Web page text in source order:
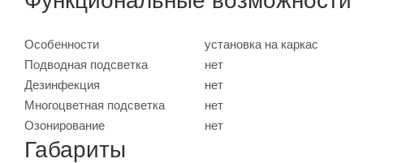
Особенности
установка на каркас
Подводная подсветка
нет
Дезинфекция
нет
Многоцветная подсветка
нет
Озонирование
нет
Габариты